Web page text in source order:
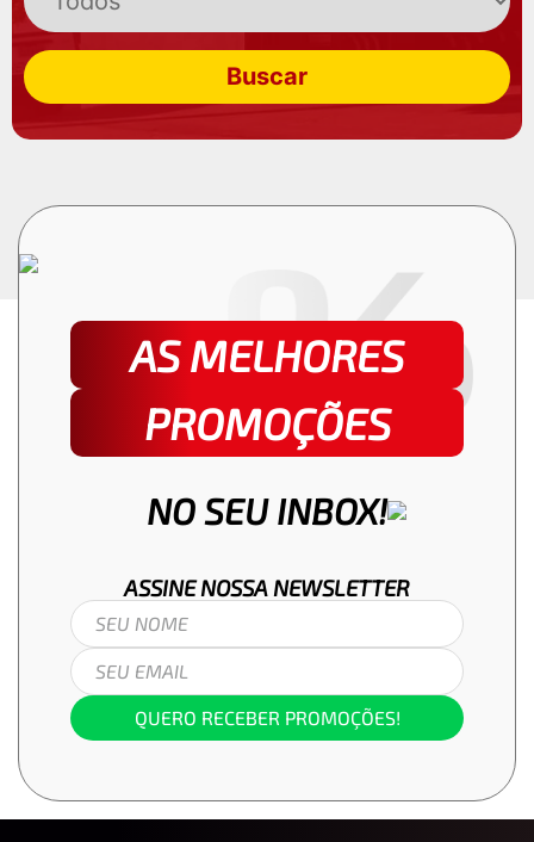
Buscar
AS MELHORES
PROMOÇÕES
NO SEU INBOX!
ASSINE NOSSA NEWSLETTER
QUERO RECEBER PROMOÇÕES!